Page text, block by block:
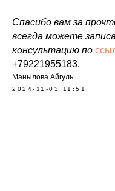
Спасибо вам за
всегда можете
консультацию по
+79221955183.
Манылова Айгуль
2024-11-03 11:51